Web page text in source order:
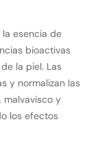
esencia de
bioactivas
la piel. Las
y normalizan las
malvavisco y
los efectos